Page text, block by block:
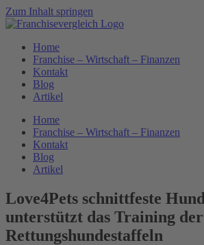
Zum Inhalt springen
Home
Franchise – Wirtschaft – Finanzen
Kontakt
Blog
Artikel
Home
Franchise – Wirtschaft – Finanzen
Kontakt
Blog
Artikel
Love4Pets schnittfeste
unterstützt das Training der
Rettungshundestaffeln